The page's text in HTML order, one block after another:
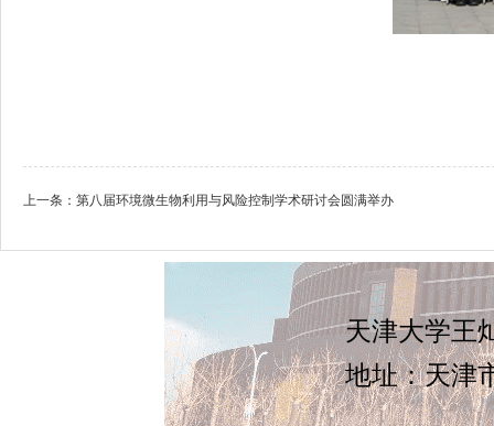
上一条： 第八届环境微生物利用与风险控制学术研讨会圆满举办
天津大学王
地址：天津